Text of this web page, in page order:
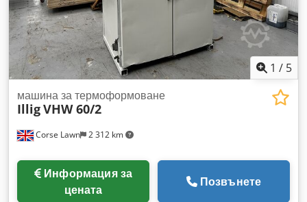
1 / 5
Corse Lawn 2 312 km
машина за термоформоване
IlligVHW 60/2
Информация за
цената
Позвънете